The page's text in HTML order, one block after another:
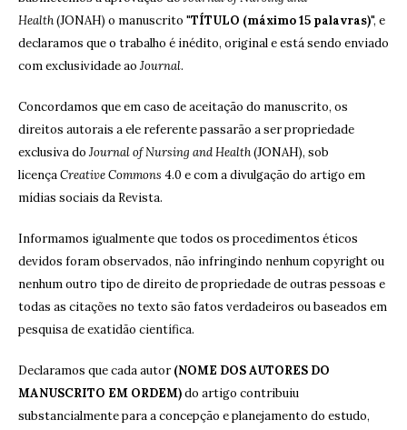
Health(JONAH) o manuscrito "TÍTULO (máximo 15 palavras)", e
declaramos que o trabalho é inédito, original e está sendo enviado
com exclusividade ao Journal.
Concordamos que em caso de aceitação do manuscrito, os
direitos autorais a ele referente passarão a ser propriedade
exclusiva do Journal of Nursing and Health(JONAH), sob
licençaCreative Commons 4.0 e com a divulgação do artigo em
mídias sociais da Revista.
Informamos igualmente que todos os procedimentos éticos
devidos foram observados, não infringindo nenhum copyright ou
nenhum outro tipo de direito de propriedade de outras pessoas e
todas as citações no texto são fatos verdadeiros ou baseados em
pesquisa de exatidão científica.
Declaramos que cada autor(NOME DOS AUTORES DO
MANUSCRITO EM ORDEM)do artigo contribuiu
substancialmente para a concepção e planejamento do estudo,